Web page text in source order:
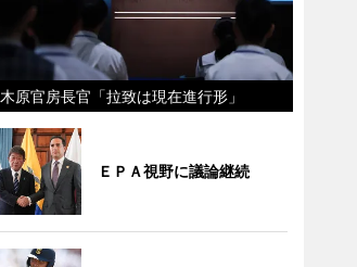
木原官房長官「拉致は現在進行形」
ＥＰＡ視野に議論継続